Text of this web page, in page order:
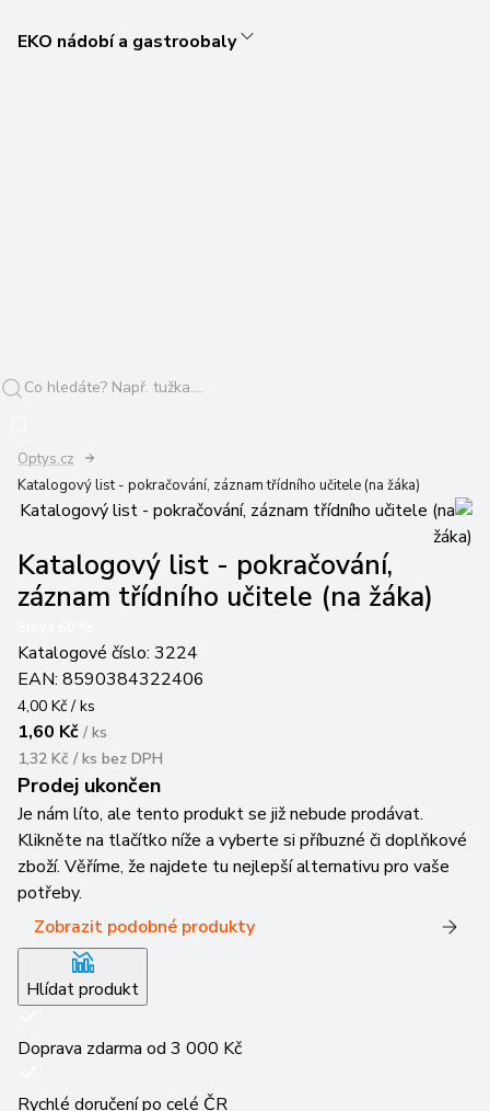
EKO nádobí a gastroobaly
Optys.cz
Katalogový list - pokračování, záznam třídního učitele (na žáka)
Katalogový list - pokračování,
záznam třídního učitele (na žáka)
Katalogové číslo: 3224
EAN: 8590384322406
4,00 Kč / ks
1,60 Kč / ks
1,32 Kč / ks bez DPH
Prodej ukončen
Je nám líto, ale tento produkt se již nebude prodávat.
Klikněte na tlačítko níže a vyberte si příbuzné či doplňkové
zboží. Věříme, že najdete tu nejlepší alternativu pro vaše
potřeby.
Zobrazit podobné produkty
Hlídat produkt
Doprava zdarma od 3 000 Kč
Rychlé doručení po celé ČR